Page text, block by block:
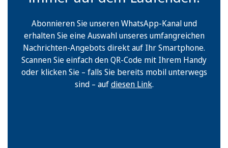
Abonnieren Sie unseren WhatsApp-Kanal und
erhalten Sie eine Auswahl unseres umfangreichen
Nachrichten-Angebots direkt auf Ihr Smartphone.
Scannen Sie einfach den QR-Code mit Ihrem Handy
oder klicken Sie – falls Sie bereits mobil unterwegs
sind – aufdiesen Link.